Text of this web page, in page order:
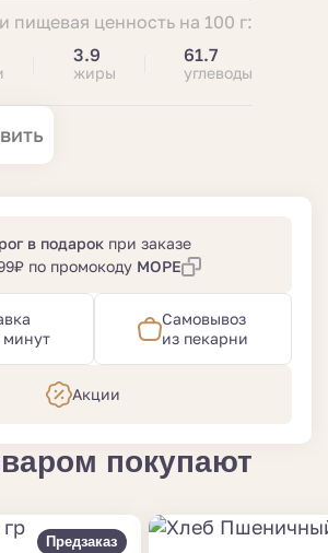
пищевая ценность на 100 г:
3.9
жиры
61.7
углеводы
в подарокпри заказе
по промокоду МОРЕ
минут
Самовывоз
из пекарни
Акции
покупают
Предзаказ